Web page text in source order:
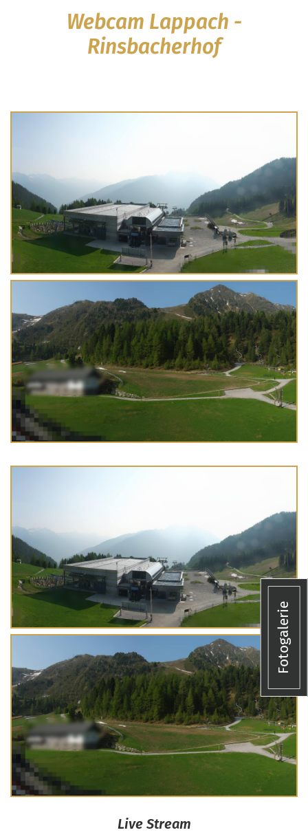
Fotogalerie
Webcam Lappach -
Rinsbacherhof
Live Stream